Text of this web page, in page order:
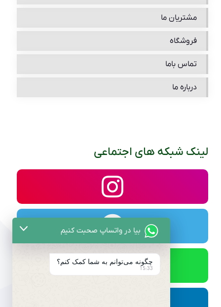
مشتریان ما
فروشگاه
تماس باما
درباره ما
لینک شبکه های اجتماعی
بیا در واتساپ صحبت کنیم
چگونه می‌توانم به شما کمک کنم؟
15:33